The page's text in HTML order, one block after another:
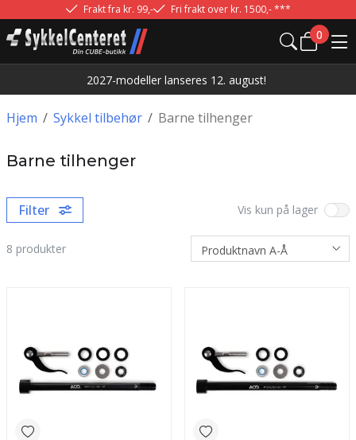
Frakt fra kr. 99,- Fri frakt over kr. 1500,- ***
0
2027-modeller lanseres 12. august!
/
Hjem /
Sykkel tilbehør Barne tilhenger
Barne tilhenger
Filter Vis kun på lager
8 produkter